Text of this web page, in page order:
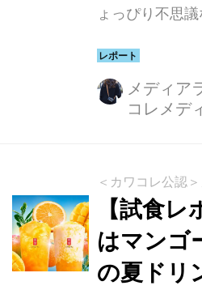
ょっぴり不思
メディア
コレメデ
＜カワコレ公認
【試食
はマンゴ
の夏ドリ